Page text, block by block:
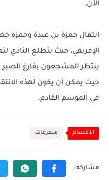
الآن.
انتقال حمزة بن عبدة وحمزة
الإفريقي، حيث يتطلع النادي
ينتظر المشجعون بفارغ الصبر
حيث يمكن أن يكون لهذه
في الموسم القادم.
الأقسام متفرقات